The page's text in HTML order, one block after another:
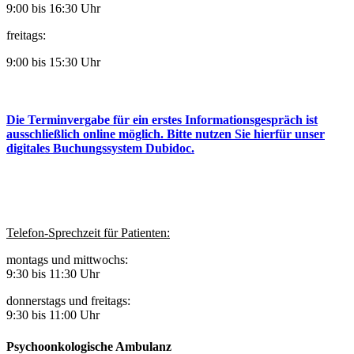
9:00 bis 16:30 Uhr
freitags:
9:00 bis 15:30 Uhr
Die Terminvergabe für ein erstes Informationsgespräch ist
ausschließlich online möglich. Bitte nutzen Sie hierfür unser
digitales Buchungssystem Dubidoc.
Telefon-Sprechzeit für Patienten:
montags und mittwochs:
9:30 bis 11:30 Uhr
donnerstags und freitags:
9:30 bis 11:00 Uhr
Psychoonkologische Ambulanz